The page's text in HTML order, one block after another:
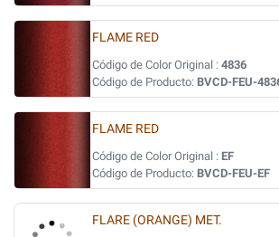
FLAME RED
Código de Color Original : 4836
Código de Producto: BVCD-FEU-
FLAME RED
Código de Color Original : EF
Código de Producto: BVCD-FEU-EF
FLARE (ORANGE) MET.